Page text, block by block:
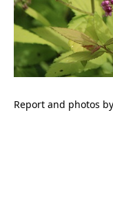
Report and photos